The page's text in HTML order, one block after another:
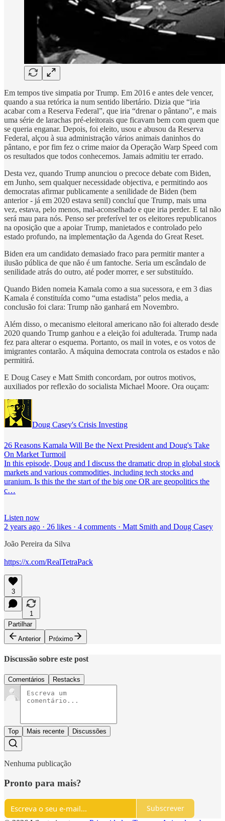
Em tempos tive simpatia por Trump. Em 2016 e antes dele vencer,
quando a sua retórica ia num sentido libertário. Dizia que “iria
acabar com a Reserva Federal”, que iria “drenar o pântano”, e mais
uma série de larachas pré-eleitorais que ficavam bem com quem que
se queria enganar. Depois, foi eleito, usou e abusou da Reserva
Federal, alçou à sua administração vários animais daninhos do
pântano, e por fim fez o crime maior da Operação Warp Speed com
os resultados que todos conhecemos. Jamais admitiu ter errado.
Desta vez, quando Trump anunciou o precoce debate com Biden,
em Junho, sem qualquer necessidade objectiva, e permitindo aos
democratas afirmar publicamente a senilidade de Biden (bem
anterior - já em 2020 estava senil) concluí que Trump, mais uma
vez, estava, pelo menos, mal-aconselhado e que iria perder. E tal não
será mau para nós. Penso ser preferível ter os eleitores republicanos
na oposição que a apoiar Trump, manietados e controlado pelo
estado profundo, na implementação da Agenda do Great Reset.
Biden era um candidato demasiado fraco para permitir manter a
ilusão pública de que não é um fantoche. Seria um escândalo de
senilidade atrás do outro, até poder morrer, e ser substituído.
Quando Biden nomeia Kamala como a sua sucessora, e em 3 dias
Kamala é constituída como “uma estadista” pelos media, a
conclusão foi clara: Trump não ganhará em Novembro.
Além disso, o mecanismo eleitoral americano não foi alterado desde
2020 quando Trump ganhou e a eleição foi adulterada. Trump nada
fez para alterar o esquema. Portanto, os mail in votes, e os votos de
imigrantes contarão. A máquina democrata controla os estados e não
permitirá.
E Doug Casey e Matt Smith concordam, por outros motivos,
auxiliados por reflexão do socialista Michael Moore. Ora ouçam:
Doug Casey's Crisis Investing
26 Reasons Kamala Will Be the Next President and Doug's Take
On Market Turmoil
In this episode, Doug and I discuss the dramatic drop in global stock
markets and various commodities, including tech stocks and
uranium. Is this the the start of the big one OR are geopolitics the
c…
Listen now
2 years ago · 26 likes · 4 comments · Matt Smith and Doug Casey
João Pereira da Silva
https://x.com/RealTetraPack
3
1
Partilhar
Anterior
Próximo
Discussão sobre este post
Comentários Restacks
Top Mais recente Discussões
Nenhuma publicação
Pronto para mais?
Subscrever